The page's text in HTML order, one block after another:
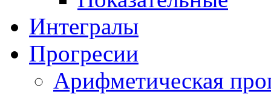
Интегралы
Прогресии
Арифметическая